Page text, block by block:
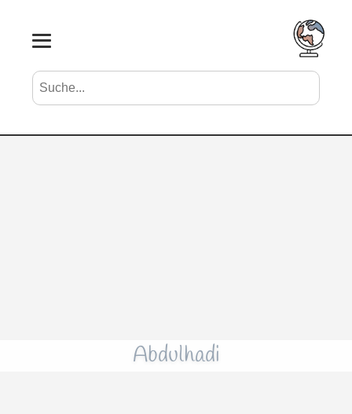
Suche nach Vornamen Search
Abdulhadi